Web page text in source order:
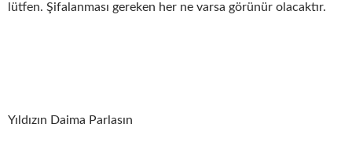
lütfen. Şifalanması gereken her ne varsa görünür olacaktır.
Yıldızın Daima Parlasın